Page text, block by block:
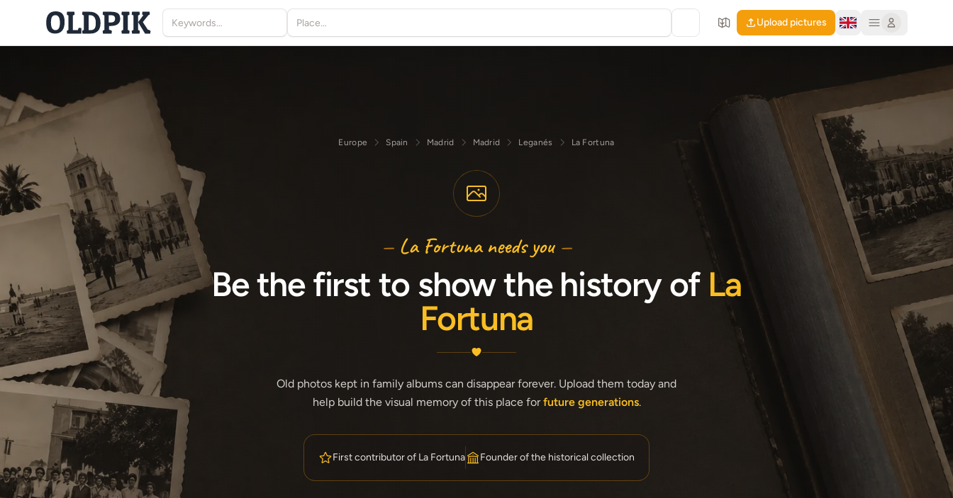
Upload pictures
Europe Spain Madrid Madrid Leganés La Fortuna
— La Fortuna needs you —
Be the first to show the history of La
Fortuna
Old photos kept in family albums can disappear forever. Upload them today and
help build the visual memory of this place forfuture generations.
First contributor of La Fortuna Founder of the historical collection